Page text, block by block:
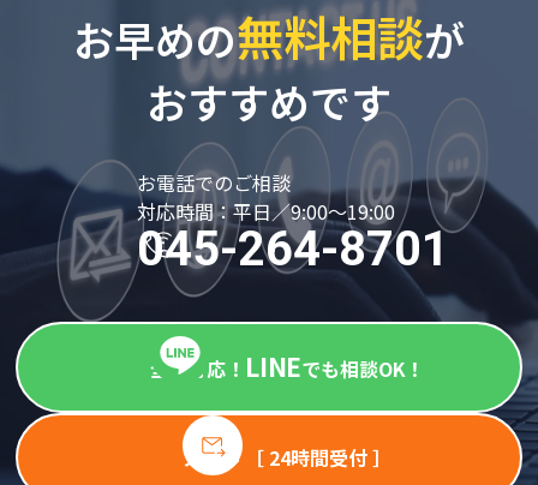
お早めの無料相談が
おすすめです
お電話でのご相談
対応時間：平日／9:00～19:00
045-264-8701
全国対応！ LINEでも相談OK！
メール ［ 24時間受付 ］